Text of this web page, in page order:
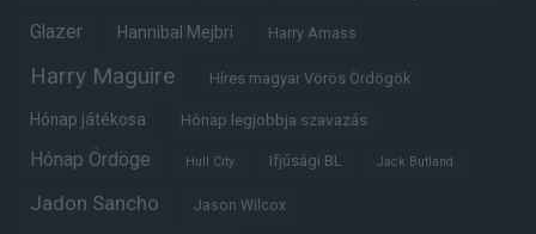
Glazer Hannibal Mejbri Harry Amass
Harry Maguire Híres magyar Vörös Ördögök
Hónap játékosa Hónap legjobbja szavazás
Hónap Ördöge Hull City Ifjúsági BL Jack Butland
Jadon Sancho Jason Wilcox